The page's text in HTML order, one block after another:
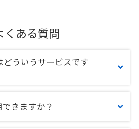
くある質問
どういうサービスです
きますか？